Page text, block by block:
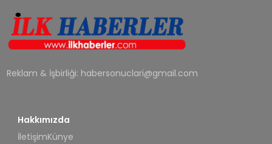
Reklam & İşbirliği: habersonuclari@gmail.com
Hakkımızda
İletişimKünye